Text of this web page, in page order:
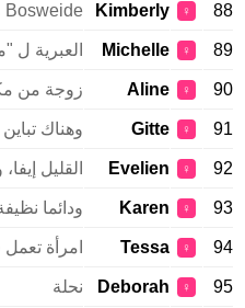
88
♀
Kimberly Bosweide من Cyneburg
89
♀
Michelle العبرية ل
90
♀
Aline زوجة من
91
♀
Gitte وهناك
92
♀
Evelien القليل
93
♀
Karen ودائما
94
♀
Tessa امرأة
95
♀
Deborah نحلة